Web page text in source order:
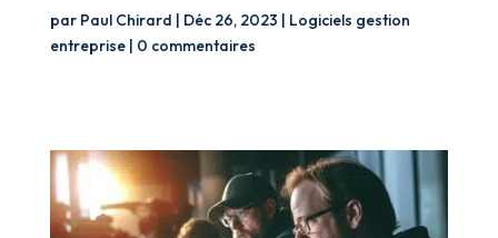
par Paul Chirard | Déc 26, 2023 | Logiciels gestion
entreprise| 0 commentaires